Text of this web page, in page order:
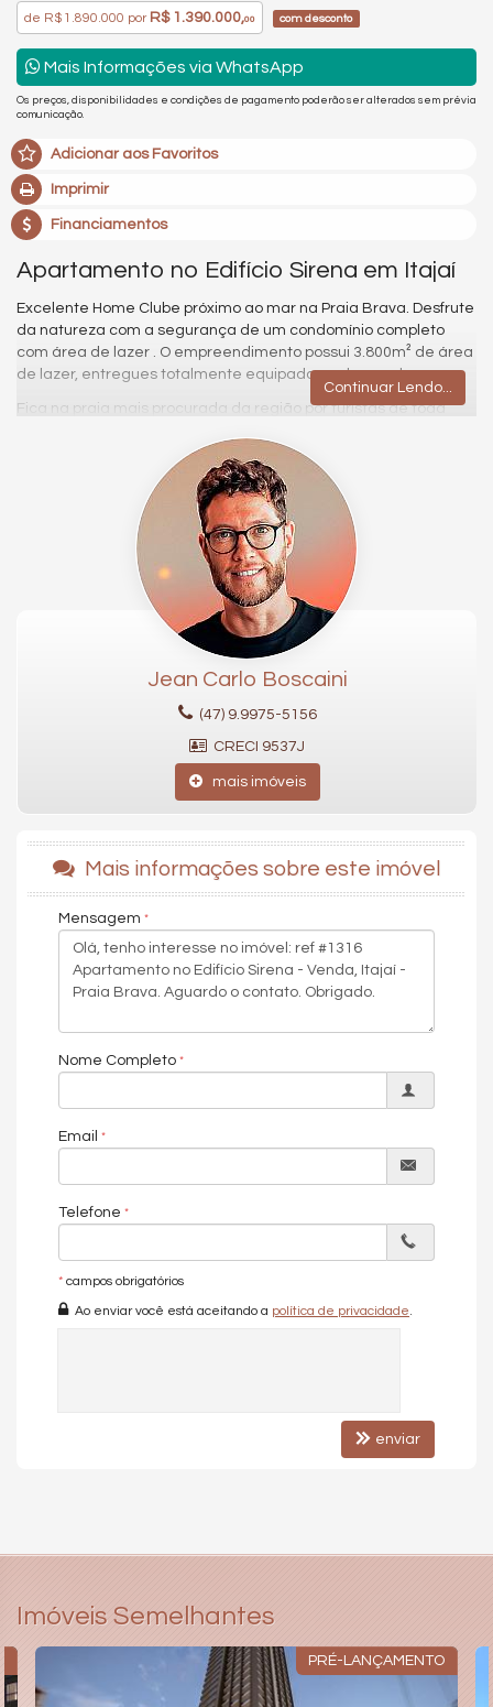
de R$ 1.890.000 porR$ 1.390.000,00 com desconto
Mais Informações via WhatsApp
Os preços, disponibilidades e condições de pagamento poderão ser alterados sem prévia
comunicação.
Adicionar aos Favoritos
Imprimir
Financiamentos
Apartamento no Edifício Sirena em Itajaí
Excelente Home Clube próximo ao mar na Praia Brava. Desfrute
da natureza com a segurança de um condomínio completo
com área de lazer . O empreendimento possui 3.800m² de área
de lazer, entregues totalmente equipadas e decoradas.
Fica na praia mais procurada da região por turistas de toda
Balneário Camboriú, e apenas 900 metros do mar, proporciona
qualidade de vida e bem estar.
Características do Imóvel
Acabamento em Gesso
Sacada com Churrasqueira
Características do Empreendimento
Piscina Infantil
Bicicletário
Box de Praia
Hall Decorado e Mobiliado
Acessibilidade para PNE
Continuar Lendo...
Jean Carlo Boscaini
(47) 9.9975-5156
CRECI 9537J
mais imóveis
Mais informações sobre este imóvel
Mensagem
Nome Completo
Email
Telefone
* campos obrigatórios
Ao enviar você está aceitando a política de privacidade
enviar
Imóveis Semelhantes
PRÉ-LANÇAMENTO